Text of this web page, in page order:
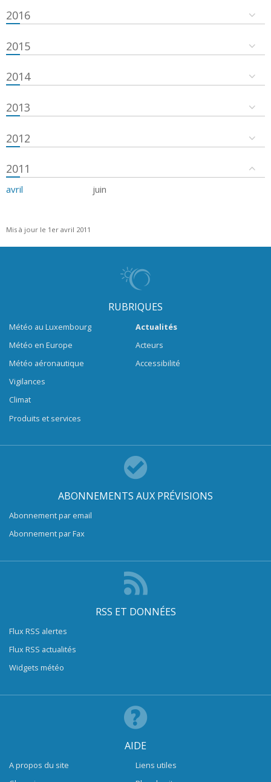
2016
2015
2014
2013
2012
2011
avril juin
Mis à jour le 1er avril 2011
RUBRIQUES
Météo au Luxembourg
Météo en Europe
Météo aéronautique
Vigilances
Climat
Produits et services
Actualités
Acteurs
Accessibilité
ABONNEMENTS AUX PRÉVISIONS
Abonnement par email
Abonnement par Fax
RSS ET DONNÉES
Flux RSS alertes
Flux RSS actualités
Widgets météo
AIDE
A propos du site
Liens utiles